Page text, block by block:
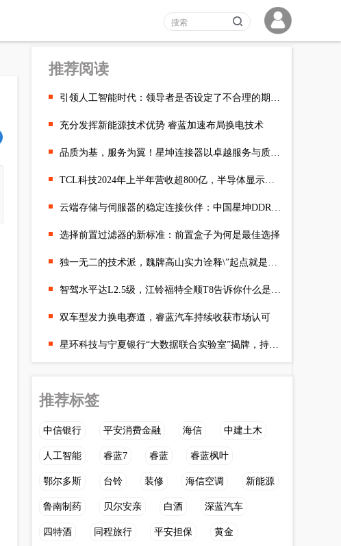
推荐阅读
引领人工智能时代：领导者是否设定了不合理的期望？
充分发挥新能源技术优势 睿蓝加速布局换电技术
品质为基，服务为翼！星坤连接器以卓越服务与质量赢得客户信赖！
TCL科技2024年上半年营收超800亿，半导体显示业务增长强劲
云端存储与伺服器的稳定连接伙伴：中国星坤DDR4 DIP连接器
选择前置过滤器的新标准：前置盒子为何是最佳选择
独一无二的技术派，魏牌高山实力诠释\”起点就是行业制高点
智驾水平达L2.5级，江铃福特全顺T8告诉你什么是行业标杆的修养！
双车型发力换电赛道，睿蓝汽车持续收获市场认可
星环科技与宁夏银行“大数据联合实验室”揭牌，持续打造金融科技新
推荐标签
中信银行 平安消费金融 海信 中建土木
人工智能 睿蓝7 睿蓝 睿蓝枫叶
鄂尔多斯 台铃 装修 海信空调 新能源
鲁南制药 贝尔安亲 白酒 深蓝汽车
四特酒 同程旅行 平安担保 黄金